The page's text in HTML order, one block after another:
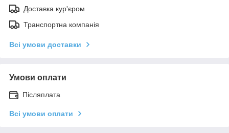
Доставка кур'єром
Транспортна компанія
Всі умови доставки
Умови оплати
Післяплата
Всі умови оплати